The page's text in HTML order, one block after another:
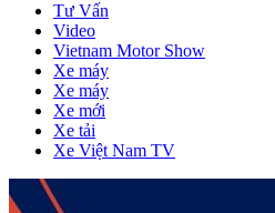
Tư Vấn
Video
Vietnam Motor Show
Xe máy
Xe máy
Xe mới
Xe tải
Xe Việt Nam TV